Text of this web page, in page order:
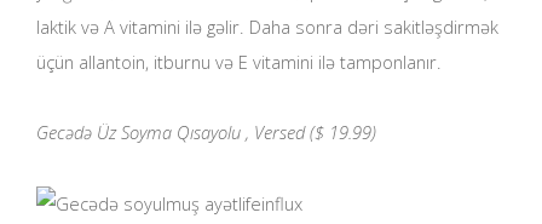
laktik və A vitamini ilə gəlir. Daha sonra dəri sakitləşdirmək
üçün allantoin, itburnu və E vitamini ilə tamponlanır.
Gecədə Üz Soyma Qısayolu , Versed ($ 19.99)
lifeinflux